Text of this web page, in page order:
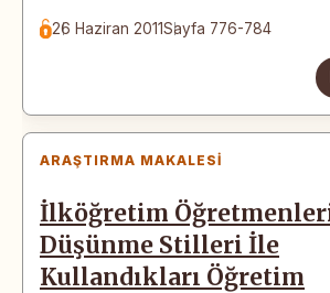
26 Haziran 2011Sayfa 776-784
ARAŞTIRMA MAKALESI
İlköğretim
Düşünme Stilleri İle
Kullandıkları Öğretim